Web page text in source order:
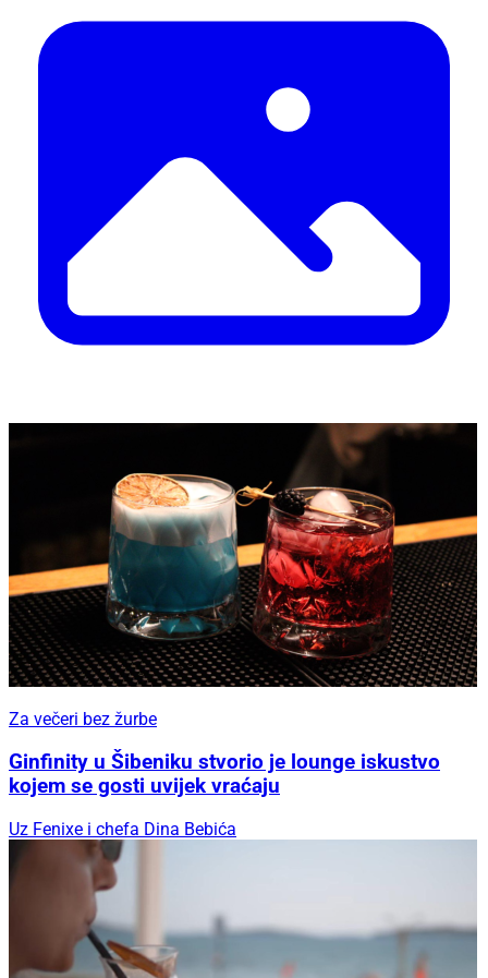
Za večeri bez žurbe
Ginfinity u Šibeniku stvorio je lounge iskustvo
kojem se gosti uvijek vraćaju
Uz Fenixe i chefa Dina Bebića